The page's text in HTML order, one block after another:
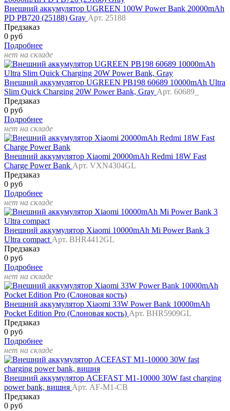
Внешний аккумулятор UGREEN 100W Power Bank 20000mAh
PD PB720 (25188) Gray Арт. 25188
Предзаказ
0 руб
Подробнее
нет на складе
Внешний аккумулятор UGREEN PB198 60689 10000mAh Ultra
Slim Quick Charging 20W Power Bank, Gray Арт. 60689_
Предзаказ
0 руб
Подробнее
нет на складе
Внешний аккумулятор Xiaomi 20000mAh Redmi 18W Fast
Charge Power Bank Арт. VXN4304GL
Предзаказ
0 руб
Подробнее
нет на складе
Внешний аккумулятор Xiaomi 10000mAh Mi Power Bank 3
Ultra compactАрт. BHR4412GL
Предзаказ
0 руб
Подробнее
нет на складе
Внешний аккумулятор Xiaomi 33W Power Bank 10000mAh
Pocket Edition Pro (Слоновая кость) Арт. BHR5909GL
Предзаказ
0 руб
Подробнее
нет на складе
Внешний аккумулятор ACEFAST M1-10000 30W fast charging
power bank, вишня Арт. AF-M1-CB
Предзаказ
0 руб